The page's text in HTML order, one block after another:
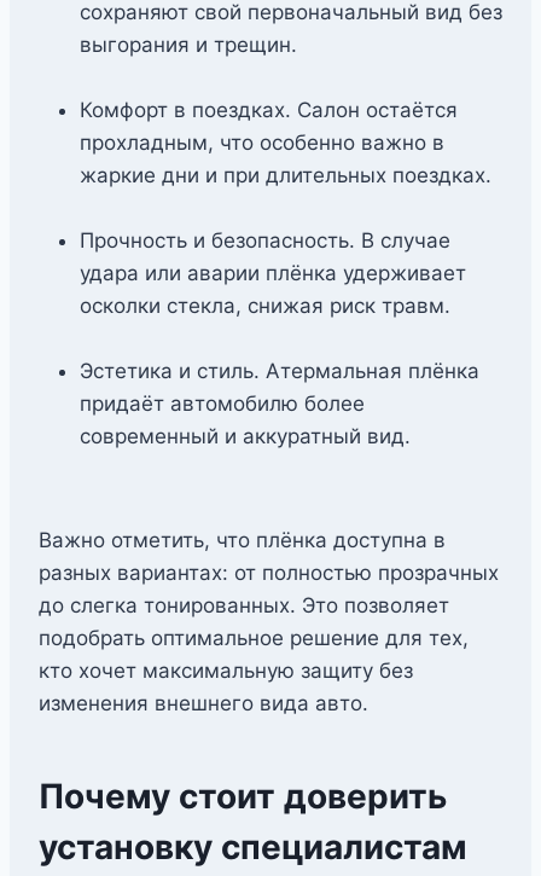
сохраняют свой первоначальный вид без
выгорания и трещин.
Комфорт в поездках. Салон остаётся
прохладным, что особенно важно в
жаркие дни и при длительных поездках.
Прочность и безопасность. В случае
удара или аварии плёнка удерживает
осколки стекла, снижая риск травм.
Эстетика и стиль. Атермальная плёнка
придаёт автомобилю более
современный и аккуратный вид.
Важно отметить, что плёнка доступна в
разных вариантах: от полностью прозрачных
до слегка тонированных. Это позволяет
подобрать оптимальное решение для тех,
кто хочет максимальную защиту без
изменения внешнего вида авто.
Почему стоит доверить
установку специалистам